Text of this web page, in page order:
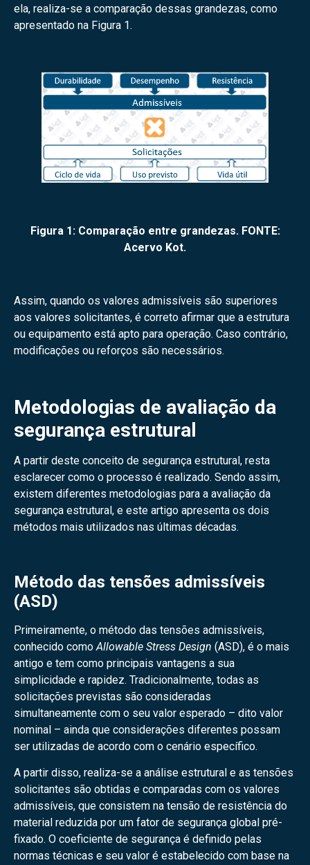
ela, realiza-se a comparação dessas grandezas, como
apresentado na Figura 1.
Figura 1: Comparação entre grandezas. FONTE:
Acervo Kot.
Assim, quando os valores admissíveis são superiores
aos valores solicitantes, é correto afirmar que a estrutura
ou equipamento está apto para operação. Caso contrário,
modificações ou reforços são necessários.
Metodologias de avaliação da
segurança estrutural
A partir deste conceito de segurança estrutural, resta
esclarecer como o processo é realizado. Sendo assim,
existem diferentes metodologias para a avaliação da
segurança estrutural, e este artigo apresenta os dois
métodos mais utilizados nas últimas décadas.
Método das tensões admissíveis
(ASD)
Primeiramente, o método das tensões admissíveis,
conhecido como Allowable Stress Design (ASD), é o mais
antigo e tem como principais vantagens a sua
simplicidade e rapidez. Tradicionalmente, todas as
solicitações previstas são consideradas
simultaneamente com o seu valor esperado – dito valor
nominal – ainda que considerações diferentes possam
ser utilizadas de acordo com o cenário específico.
A partir disso, realiza-se a análise estrutural e as tensões
solicitantes são obtidas e comparadas com os valores
admissíveis, que consistem na tensão de resistência do
material reduzida por um fator de segurança global pré-
fixado. O coeficiente de segurança é definido pelas
normas técnicas e seu valor é estabelecido com base na